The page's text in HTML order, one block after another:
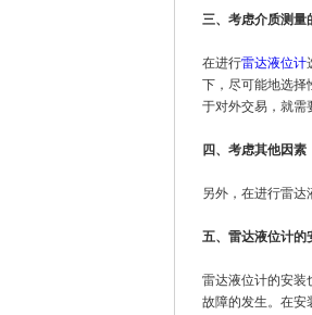
三、考虑介质测量
在进行雷达液位计
下，尽可能地选择
于对外交易，就需
四、考虑其他因素
另外，在进行雷达
五、雷达液位计的
雷达液位计的安装
故障的发生。在安